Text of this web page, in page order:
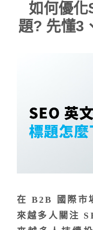
如何優化
題? 先懂3
在 B2B 國際市
來越多人關注